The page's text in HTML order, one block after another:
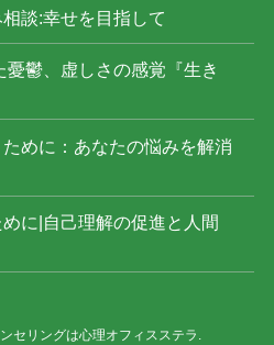
談:幸せを目指して
憂鬱、虚しさの感覚『生き
ために：あなたの悩みを解消
に|自己理解の促進と人間
セリングは心理オフィスステラ.